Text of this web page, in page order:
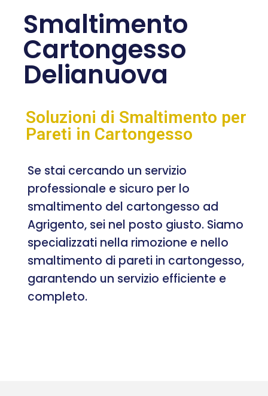
Smaltimento
Cartongesso
Delianuova
Soluzioni di Smaltimento per
Pareti in Cartongesso
Se stai cercando un servizio
professionale e sicuro per lo
smaltimento del cartongesso ad
Agrigento, sei nel posto giusto. Siamo
specializzati nella rimozione e nello
smaltimento di pareti in cartongesso,
garantendo un servizio efficiente e
completo.